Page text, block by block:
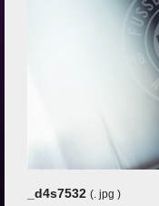
_d4s7532 (. jpg )